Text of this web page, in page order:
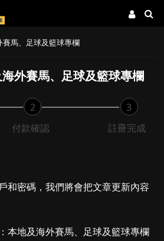
賽馬、足球及籃球專欄
外賽馬、足球及籃球專欄
2
付款確認
3
註冊完成
和密碼，我們將會把文章更新內容
本地及海外賽馬、足球及籃球專欄